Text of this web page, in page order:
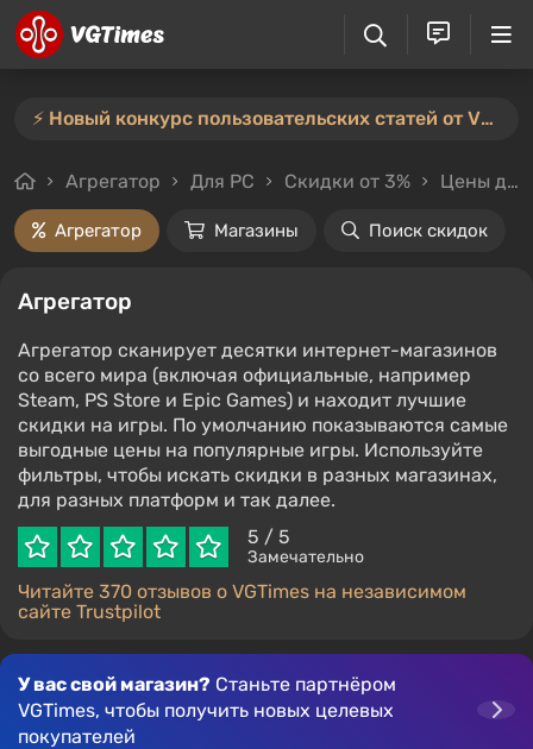
⚡️ Новый конкурс пользовательских статей от VGTimes — участвуйте тут ⚡️
Агрегатор Для PC Скидки от 3% Цены до 200₽
Агрегатор Магазины Поиск скидок
Агрегатор
Агрегатор сканирует десятки интернет-магазинов
со всего мира (включая официальные, например
Steam, PS Store и Epic Games) и находит лучшие
скидки на игры. По умолчанию показываются самые
выгодные цены на популярные игры. Используйте
фильтры, чтобы искать скидки в разных магазинах,
для разных платформ и так далее.
5 / 5
Замечательно
Читайте 370 отзывов о VGTimes на независимом
сайте Trustpilot
У вас свой магазин? Станьте партнёром
VGTimes, чтобы получить новых целевых
покупателей